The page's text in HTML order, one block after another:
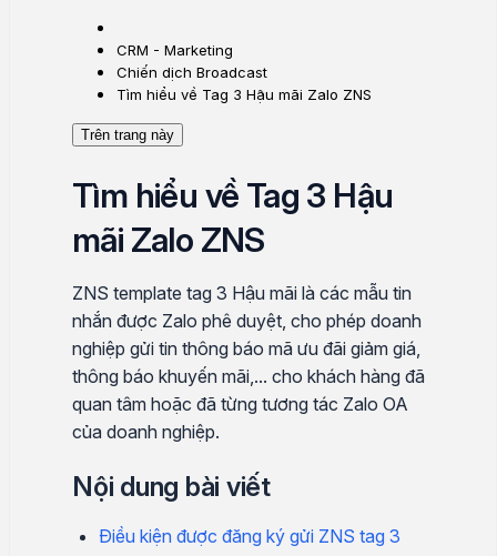
CRM - Marketing
Chiến dịch Broadcast
Tìm hiểu về Tag 3 Hậu mãi Zalo ZNS
Trên trang này
Tìm hiểu về Tag 3 Hậu
mãi Zalo ZNS
ZNS template tag 3 Hậu mãi là các mẫu tin
nhắn được Zalo phê duyệt, cho phép doanh
nghiệp gửi tin thông báo mã ưu đãi giảm giá,
thông báo khuyến mãi,... cho khách hàng đã
quan tâm hoặc đã từng tương tác Zalo OA
của doanh nghiệp.
Nội dung bài viết
Điều kiện được đăng ký gửi ZNS tag 3